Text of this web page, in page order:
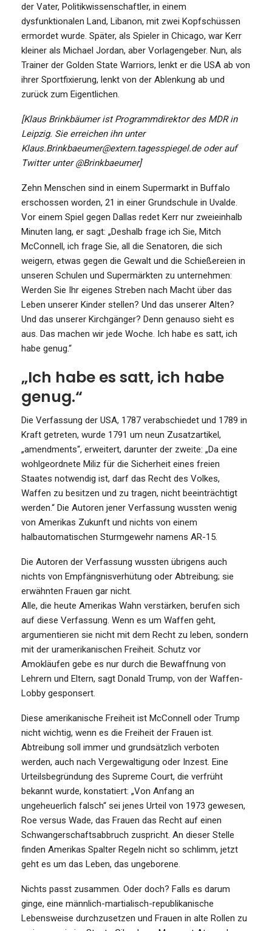
der Vater, Politikwissenschaftler, in einem
dysfunktionalen Land, Libanon, mit zwei Kopfschüssen
ermordet wurde. Später, als Spieler in Chicago, war Kerr
kleiner als Michael Jordan, aber Vorlagengeber. Nun, als
Trainer der Golden State Warriors, lenkt er die USA ab von
ihrer Sportfixierung, lenkt von der Ablenkung ab und
zurück zum Eigentlichen.
[Klaus Brinkbäumer ist Programmdirektor des MDR in
Leipzig. Sie erreichen ihn unter
Klaus.Brinkbaeumer@extern.tagesspiegel.de oder auf
Twitter unter @Brinkbaeumer]
Zehn Menschen sind in einem Supermarkt in Buffalo
erschossen worden, 21 in einer Grundschule in Uvalde.
Vor einem Spiel gegen Dallas redet Kerr nur zweieinhalb
Minuten lang, er sagt: „Deshalb frage ich Sie, Mitch
McConnell, ich frage Sie, all die Senatoren, die sich
weigern, etwas gegen die Gewalt und die Schießereien in
unseren Schulen und Supermärkten zu unternehmen:
Werden Sie Ihr eigenes Streben nach Macht über das
Leben unserer Kinder stellen? Und das unserer Alten?
Und das unserer Kirchgänger? Denn genauso sieht es
aus. Das machen wir jede Woche. Ich habe es satt, ich
habe genug.“
„Ich habe es satt, ich habe
genug.“
Die Verfassung der USA, 1787 verabschiedet und 1789 in
Kraft getreten, wurde 1791 um neun Zusatzartikel,
„amendments“, erweitert, darunter der zweite: „Da eine
wohlgeordnete Miliz für die Sicherheit eines freien
Staates notwendig ist, darf das Recht des Volkes,
Waffen zu besitzen und zu tragen, nicht beeinträchtigt
werden.“ Die Autoren jener Verfassung wussten wenig
von Amerikas Zukunft und nichts von einem
halbautomatischen Sturmgewehr namens AR-15.
Die Autoren der Verfassung wussten übrigens auch
nichts von Empfängnisverhütung oder Abtreibung; sie
erwähnten Frauen gar nicht.
Alle, die heute Amerikas Wahn verstärken, berufen sich
auf diese Verfassung. Wenn es um Waffen geht,
argumentieren sie nicht mit dem Recht zu leben, sondern
mit der uramerikanischen Freiheit. Schutz vor
Amokläufen gebe es nur durch die Bewaffnung von
Lehrern und Eltern, sagt Donald Trump, von der Waffen-
Lobby gesponsert.
Diese amerikanische Freiheit ist McConnell oder Trump
nicht wichtig, wenn es die Freiheit der Frauen ist.
Abtreibung soll immer und grundsätzlich verboten
werden, auch nach Vergewaltigung oder Inzest. Eine
Urteilsbegründung des Supreme Court, die verfrüht
bekannt wurde, konstatiert: „Von Anfang an
ungeheuerlich falsch“ sei jenes Urteil von 1973 gewesen,
Roe versus Wade, das Frauen das Recht auf einen
Schwangerschaftsabbruch zuspricht. An dieser Stelle
finden Amerikas Spalter Regeln nicht so schlimm, jetzt
geht es um das Leben, das ungeborene.
Nichts passt zusammen. Oder doch? Falls es darum
ginge, eine männlich-martialisch-republikanische
Lebensweise durchzusetzen und Frauen in alte Rollen zu